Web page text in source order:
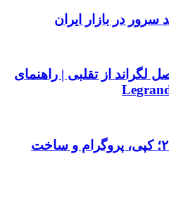
سرور در بازار ایران
از تقلبی | راهنمای
ساخت سوئیچ پژو ۲۰۷؛ کپی، پروگرام و ساخت